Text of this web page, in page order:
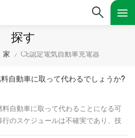
探す
家 / CE認定電気自動車充電器
自動車に取って代わるでしょうか?
自動車に取って代わることになる可
のスケジュールは不確実であり、技